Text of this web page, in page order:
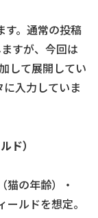
。通常の投稿
すが、今回は
して展開してい
入力していま
ド）
の年齢）・
ルドを想定。